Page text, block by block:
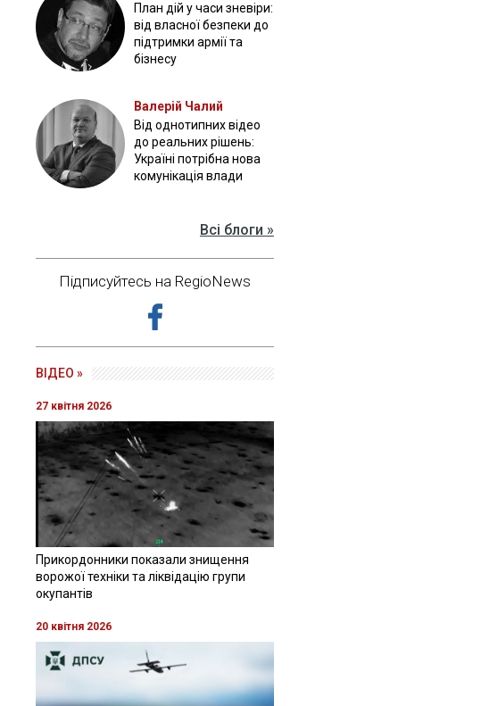
План дій у часи зневіри:
від власної безпеки до
підтримки армії та
бізнесу
Валерій Чалий
Від однотипних відео
до реальних рішень:
Україні потрібна нова
комунікація влади
Всі блоги »
Підписуйтесь на RegioNews
ВІДЕО »
27 квітня 2026
Прикордонники показали знищення
ворожої техніки та ліквідацію групи
окупантів
20 квітня 2026